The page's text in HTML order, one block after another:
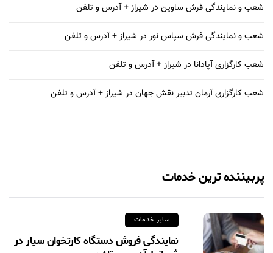
شعب و نمایندگی فرش ساوین در شیراز + آدرس و تلفن
شعب و نمایندگی فرش سپاس نور در شیراز + آدرس و تلفن
شعب کارگزاری آپادانا در شیراز + آدرس و تلفن
شعب کارگزاری آرمان تدبیر نقش جهان در شیراز + آدرس و تلفن
پربیننده ترین خدمات
سایر خدمات
نمایندگی فروش دستگاه کارتخوان سیار در